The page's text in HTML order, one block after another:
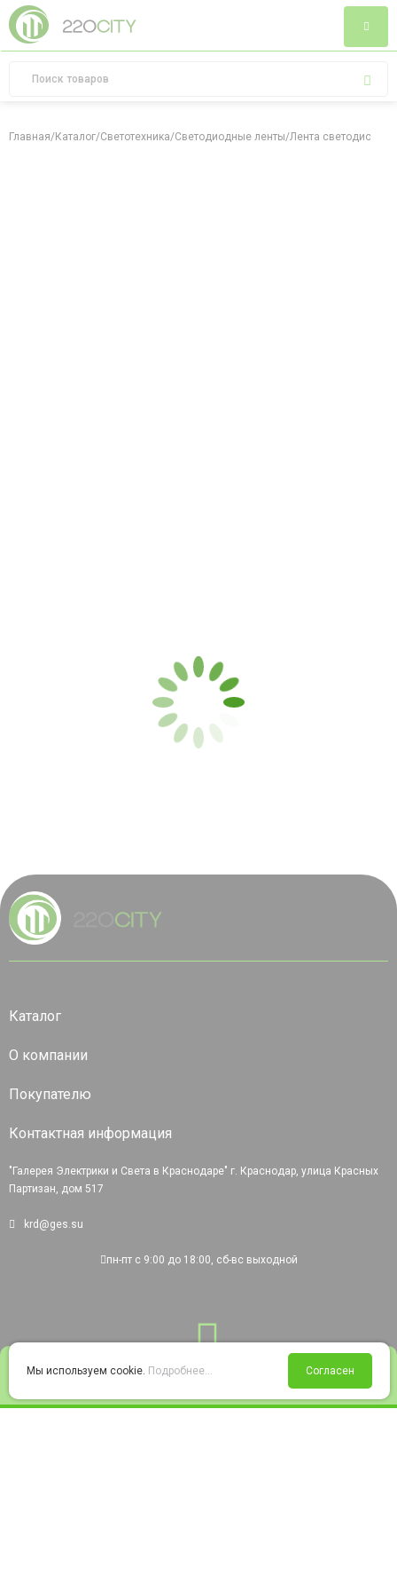
Войти Избранное Корзина
Главная/Каталог/Светотехника/Светодиодные ленты/Лента
Каталог
О компании
Покупателю
Контактная информация
"Галерея Электрики и Света в Краснодаре" г. Краснодар, улица Красных
Партизан, дом 517
krd@ges.su
пн-пт с 9:00 до 18:00, сб-вс выходной
Мы используем cookie. Подробнее... Согласен